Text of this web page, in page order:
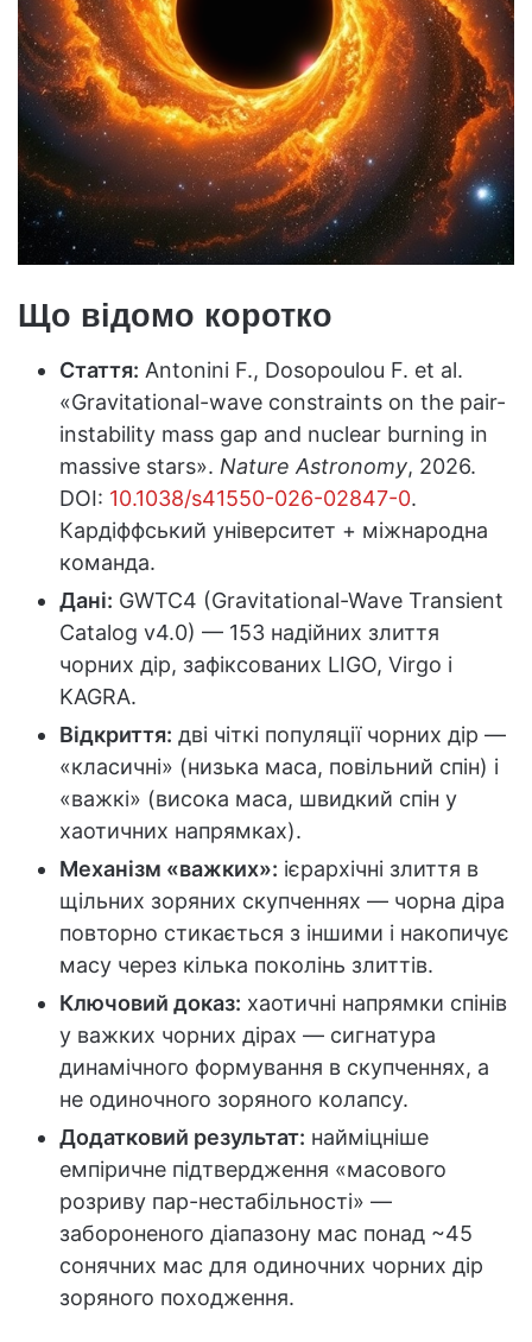
Що відомо коротко
Стаття: Antonini F., Dosopoulou F. et al.
«Gravitational-wave constraints on the pair-
instability mass gap and nuclear burning in
massive stars». Nature Astronomy, 2026.
DOI: 10.1038/s41550-026-02847-0.
Кардіффський університет + міжнародна
команда.
Дані: GWTC4 (Gravitational-Wave Transient
Catalog v4.0) — 153 надійних злиття
чорних дір, зафіксованих LIGO, Virgo і
KAGRA.
Відкриття: дві чіткі популяції чорних дір —
«класичні» (низька маса, повільний спін) і
«важкі» (висока маса, швидкий спін у
хаотичних напрямках).
Механізм «важких»: ієрархічні злиття в
щільних зоряних скупченнях — чорна діра
повторно стикається з іншими і накопичує
масу через кілька поколінь злиттів.
Ключовий доказ: хаотичні напрямки спінів
у важких чорних дірах — сигнатура
динамічного формування в скупченнях, а
не одиночного зоряного колапсу.
Додатковий результат: найміцніше
емпіричне підтвердження «масового
розриву пар-нестабільності» —
забороненого діапазону мас понад ~45
сонячних мас для одиночних чорних дір
зоряного походження.